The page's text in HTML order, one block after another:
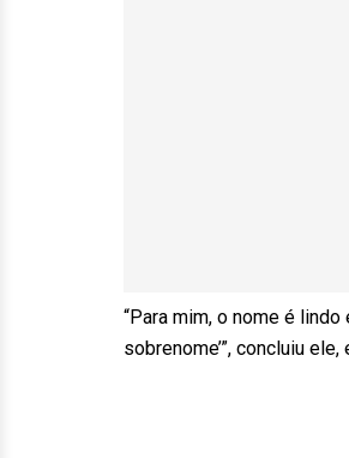
“Para mim, o nome é
sobrenome’”, concluiu